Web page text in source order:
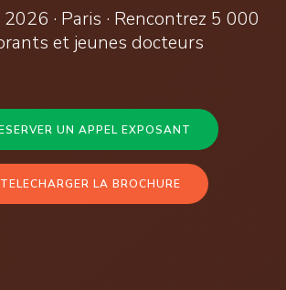
· Paris · Rencontrez 5 000
et jeunes docteurs
UN APPEL EXPOSANT
TELECHARGER LA BROCHURE